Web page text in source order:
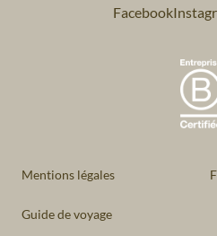
Facebook
Mentions légales
Guide de voyage